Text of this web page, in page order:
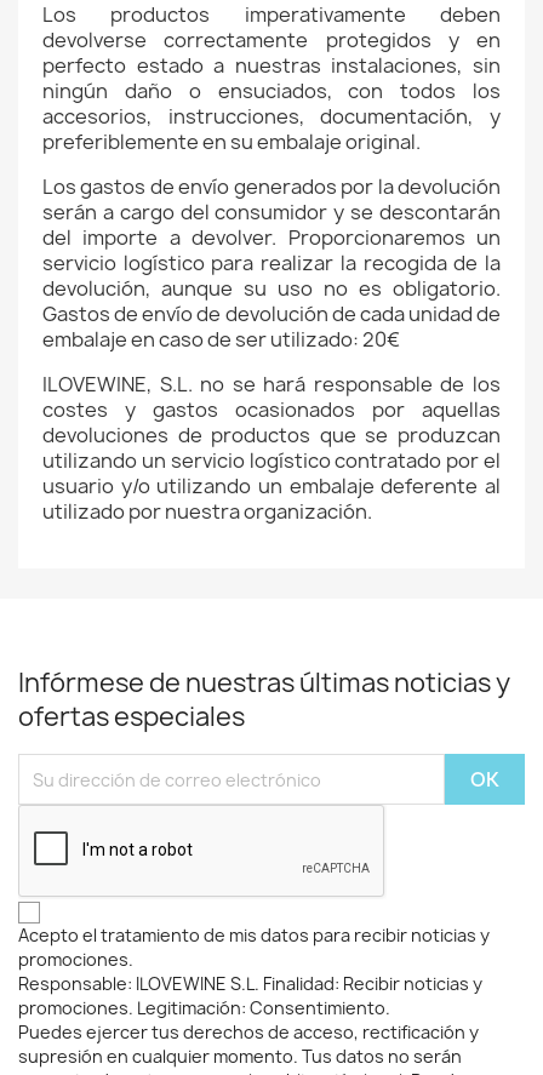
Los productos imperativamente deben
devolverse correctamente protegidos y en
perfecto estado a nuestras instalaciones, sin
ningún daño o ensuciados, con todos los
accesorios, instrucciones, documentación, y
preferiblementeen su embalaje original.
Los gastos de envío generados por la devolución
serán a cargo del consumidor y se descontarán
del importe a devolver. Proporcionaremos un
servicio logístico para realizar la recogida de la
devolución, aunque su uso no es obligatorio.
Gastos de envío de devoluciónde cada unidad de
embalaje en caso de ser utilizado: 20€
ILOVEWINE, S.L. no se hará responsable de los
costes y gastos ocasionados por aquellas
devoluciones de productos que se produzcan
utilizando un servicio logístico contratado por el
usuario y/o utilizando un embalaje deferente al
utilizado por nuestra organización.
Infórmese de nuestras últimas noticias y
ofertas especiales
Acepto el tratamiento de mis datos para recibir noticias y
promociones.
Responsable: ILOVEWINE S.L. Finalidad: Recibir noticias y
promociones. Legitimación: Consentimiento.
Puedes ejercer tus derechos de acceso, rectificación y
supresión en cualquier momento. Tus datos no serán